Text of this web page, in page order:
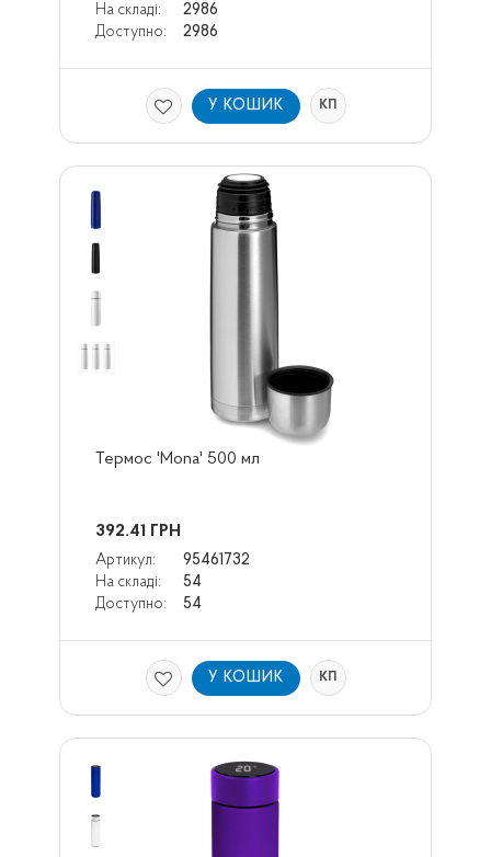
На складі:
2986
Доступно:
2986
У КОШИК КП
Термос 'Mona' 500 мл
392.41 ГРН
Артикул:
95461732
На складі:
54
Доступно:
54
У КОШИК КП